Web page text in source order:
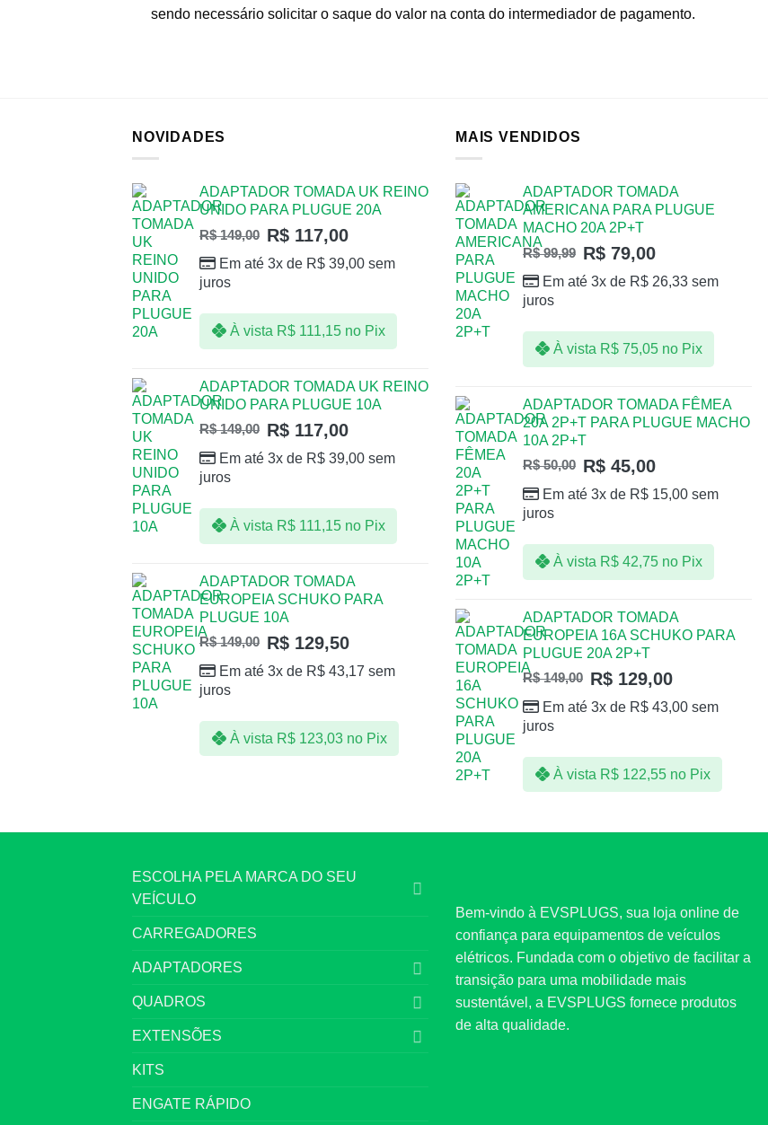
sendo necessário solicitar o saque do valor na conta do intermediador de pagamento.
NOVIDADES
ADAPTADOR TOMADA UK REINO
UNIDO PARA PLUGUE 20A
R$149,00 R$ 117,00
Em até 3x de R$ 39,00 sem
juros
À vista R$111,15 no Pix
ADAPTADOR TOMADA UK REINO
UNIDO PARA PLUGUE 10A
R$149,00 R$ 117,00
Em até 3x de R$ 39,00 sem
juros
À vista R$111,15 no Pix
ADAPTADOR TOMADA
EUROPEIA SCHUKO PARA
PLUGUE 10A
R$149,00 R$ 129,50
Em até 3x de R$ 43,17 sem
juros
À vista R$123,03 no Pix
MAIS VENDIDOS
ADAPTADOR TOMADA
AMERICANA PARA PLUGUE
MACHO 20A 2P+T
R$99,99 R$ 79,00
Em até 3x de R$ 26,33 sem
juros
À vista R$75,05 no Pix
ADAPTADOR TOMADA FÊMEA
20A 2P+T PARA PLUGUE MACHO
10A 2P+T
R$50,00 R$ 45,00
Em até 3x de R$ 15,00 sem
juros
À vista R$42,75 no Pix
ADAPTADOR TOMADA
EUROPEIA 16A SCHUKO PARA
PLUGUE 20A 2P+T
R$149,00 R$ 129,00
Em até 3x de R$ 43,00 sem
juros
À vista R$122,55 no Pix
ESCOLHA PELA MARCA DO SEU
VEÍCULO
CARREGADORES
ADAPTADORES
QUADROS
EXTENSÕES
KITS
ENGATE RÁPIDO
Bem-vindo à EVSPLUGS, sua loja online de
confiança para equipamentos de veículos
elétricos. Fundada com o objetivo de facilitar a
transição para uma mobilidade mais
sustentável, a EVSPLUGS fornece produtos
de alta qualidade.